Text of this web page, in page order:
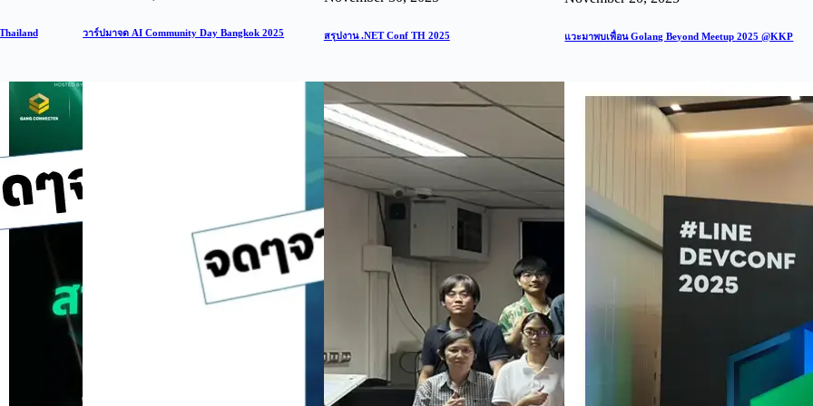
วาร์ปมาจด AI Community Day Bangkok 2025 สรุปงาน .NET Conf TH 2025 แวะมาพบเพื่อน Golang Beyond Meetup 2025 @KKP